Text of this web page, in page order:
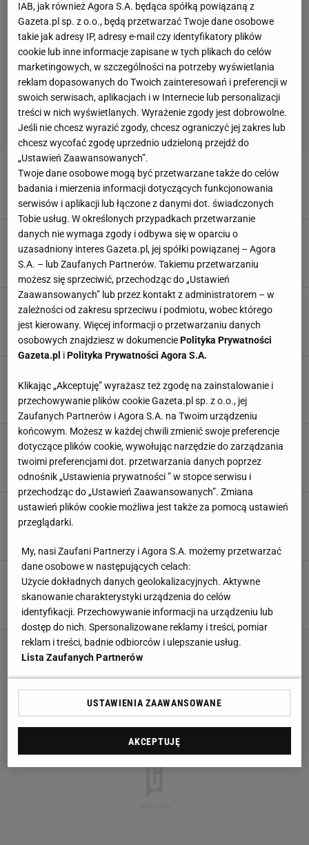
Gorzkie słowa z Włoch o transferze 19-latka z
Polski. "Sceptycyzm"
Hubert Rybkowski,4 LUTEGO 2026, 13:59
Była 95. minuta. Trenerzy skoczyli sobie do
gardeł. "Musieli go trzymać w pięciu"
Hubert Rybkowski,30 LISTOPADA 2025, 09:50
Włosi przekazali najnowsze informacje ws.
Zalewskiego. Zacierają ręce
Hubert Rybkowski, 16 PAŹDZIERNIKA 2025, 18:05
Absolutna sensacja!
Hubert Rybkowski,27 CZERWCA 2025, 19:02
Klasy nie kupisz. Tak Inter zachował się po
wpadce w walce o mistrzostwo
Hubert Rybkowski,19 MAJA 2025, 10:14
Alarm ws. meczu Ligi Europy. Pilne spotkanie
Włosi piszą o Bońku. "Niespodziewana drwina".
Nie odpuścił
Hubert Rybkowski,6 STYCZNIA 2025, 16:58
IAB, jak również Agora S.A. będąca spółką powiązaną z
Gazeta.pl sp. z o.o., będą przetwarzać Twoje dane osobowe
takie jak adresy IP, adresy e-mail czy identyfikatory plików
cookie lub inne informacje zapisane w tych plikach do celów
marketingowych, w szczególności na potrzeby wyświetlania
reklam dopasowanych do Twoich zainteresowań i preferencji w
swoich serwisach, aplikacjach i w Internecie lub personalizacji
treści w nich wyświetlanych. Wyrażenie zgody jest dobrowolne.
Jeśli nie chcesz wyrazić zgody, chcesz ograniczyć jej zakres lub
chcesz wycofać zgodę uprzednio udzieloną przejdź do
„Ustawień Zaawansowanych”.
Twoje dane osobowe mogą być przetwarzane także do celów
badania i mierzenia informacji dotyczących funkcjonowania
serwisów i aplikacji lub łączone z danymi dot. świadczonych
Tobie usług. W określonych przypadkach przetwarzanie
danych nie wymaga zgody i odbywa się w oparciu o
uzasadniony interes Gazeta.pl, jej spółki powiązanej – Agora
S.A. – lub Zaufanych Partnerów. Takiemu przetwarzaniu
możesz się sprzeciwić, przechodząc do „Ustawień
Zaawansowanych” lub przez kontakt z administratorem – w
zależności od zakresu sprzeciwu i podmiotu, wobec którego
jest kierowany. Więcej informacji o przetwarzaniu danych
osobowych znajdziesz w dokumenciePolityka Prywatności
Gazeta.pl iPolityka Prywatności Agora S.A.
Klikając „Akceptuję” wyrażasz też zgodę na zainstalowanie i
przechowywanie plików cookie Gazeta.pl sp. z o.o., jej
Zaufanych Partnerów i Agora S.A. na Twoim urządzeniu
końcowym. Możesz w każdej chwili zmienić swoje preferencje
dotyczące plików cookie, wywołując narzędzie do zarządzania
twoimi preferencjami dot. przetwarzania danych poprzez
odnośnik „Ustawienia prywatności ” w stopce serwisu i
przechodząc do „Ustawień Zaawansowanych”. Zmiana
ustawień plików cookie możliwa jest także za pomocą ustawień
przeglądarki.
My, nasi Zaufani Partnerzy i Agora S.A. możemy przetwarzać
dane osobowe w następujących celach:
Użycie dokładnych danych geolokalizacyjnych. Aktywne
skanowanie charakterystyki urządzenia do celów
identyfikacji. Przechowywanie informacji na urządzeniu lub
dostęp do nich. Spersonalizowane reklamy i treści, pomiar
reklam i treści, badnie odbiorców i ulepszanie usług.
Lista Zaufanych Partnerów
USTAWIENIA ZAAWANSOWANE
AKCEPTUJĘ